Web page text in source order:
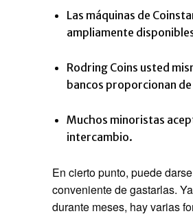
Las máquinas de
ampliamente
Rodring Coins usted
bancos proporcionan
Muchos minoristas
intercambio.
En cierto punto, puede
conveniente de gastarlas.
durante meses, hay varias